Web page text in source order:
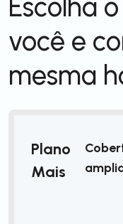
Escolha
você e
mesma
Plano
Mais